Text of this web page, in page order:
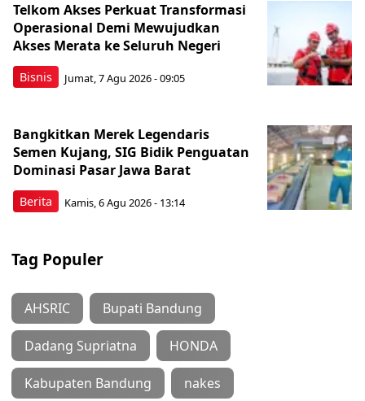
Bisnis
Telkom Akses Perkuat Transformasi
Operasional Demi Mewujudkan
Akses Merata ke Seluruh Negeri
Jumat, 7 Agu 2026 - 09:05
Berita
Bangkitkan Merek Legendaris
Semen Kujang, SIG Bidik Penguatan
Dominasi Pasar Jawa Barat
Kamis, 6 Agu 2026 - 13:14
Tag Populer
AHSRIC Bupati Bandung
Dadang Supriatna HONDA
Kabupaten Bandung nakes